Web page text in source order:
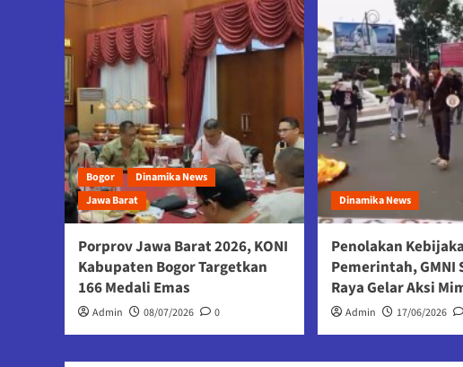
Bogor
Dinamika News
Jawa Barat
Porprov Jawa Barat 2026, KONI
Kabupaten Bogor Targetkan
166 Medali Emas
Admin 08/07/2026 0
Dinamika News
Penolakan
Pemerintah, GMNI
Raya Gelar Aksi
Admin 17/06/2026